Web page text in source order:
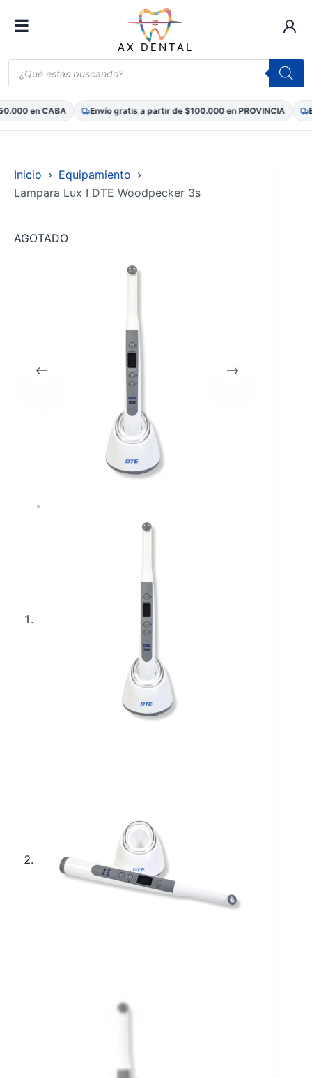
☰
AX DENTAL
Búsqueda
de
productos
en CABA Envío gratis a partir de $100.000 en PROVINCIA
contenido
Inicio
Equipamiento
Lampara Lux I DTE Woodpecker 3s
AGOTADO